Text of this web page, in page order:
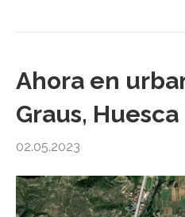
Ahora en
Graus, Huesca
02.05.2023